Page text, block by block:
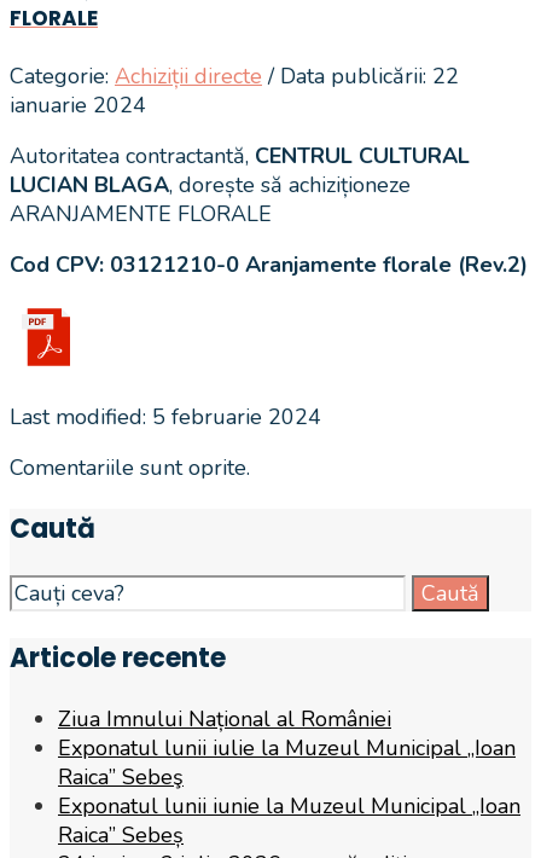
FLORALE
Categorie: Achiziții directe / Data publicării: 22
ianuarie 2024
Autoritatea contractantă, CENTRUL CULTURAL
LUCIAN BLAGA, dorește să achiziționeze
ARANJAMENTE FLORALE
Cod CPV: 03121210-0 Aranjamente florale (Rev.2)
Last modified: 5 februarie 2024
Comentariile sunt oprite.
Caută
Search
for:
Caută
Articole recente
Ziua Imnului Național al României
Exponatul lunii iulie la Muzeul Municipal „Ioan
Raica” Sebeş
Exponatul lunii iunie la Muzeul Municipal „Ioan
Raica” Sebeș